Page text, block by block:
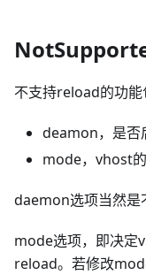
不支持reload的功能
deamon，是否
mode，vhost的
daemon选项当然是
mode选项，即决定
reload。若修改